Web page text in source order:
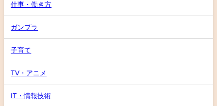
仕事・働き方
ガンプラ
子育て
TV・アニメ
IT・情報技術